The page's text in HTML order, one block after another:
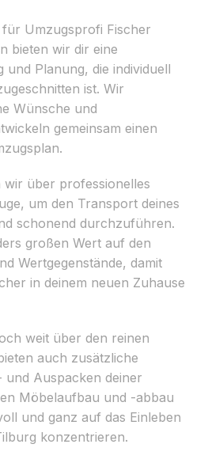
Umzugsprofi Fischer
bieten wir dir eine
und Planung, die individuell
ist. Wir
Wünsche und
gemeinsam einen
über professionelles
um den Transport deines
schonend durchzuführen.
großen Wert auf den
Wertgegenstände, damit
in deinem neuen Zuhause
weit über den reinen
auch zusätzliche
und Auspacken deiner
Möbelaufbau und -abbau
und ganz auf das Einleben
konzentrieren.